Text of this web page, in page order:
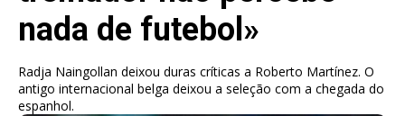
nada de futebol»
Radja Naingollan deixou duras críticas a Roberto Martínez. O
antigo internacional belga deixou a seleção com a chegada do
espanhol.